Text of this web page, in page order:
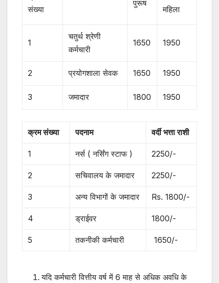
संख्या
पुरूष
महिला
1
चतुर्थ श्रेणी
कर्मचारी
1650 1950
2 प्रयोगशाला सेवक 1650 1950
3 जमादार 1800 1950
क्रम संख्या पदनाम वर्दी भत्ता राशी
1 नर्स ( नर्सिंग स्टाफ ) 2250/-
2 सचिवालय के जमादार 2250/-
3 अन्य विभागों के जमादार Rs. 1800/-
4 ड्राईवर 1800/-
5 तकनीकी कर्मचारी 1650/-
यदि कर्मचारी वित्तीय वर्ष में 6 माह से अधिक अवधि के